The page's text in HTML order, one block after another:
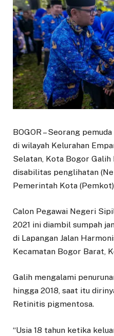
BOGOR – Seorang
di wilayah Kelurahan
Selatan, Kota Bogor Galih
disabilitas penglihatan
Pemerintah Kota
Calon Pegawai Negeri
2021 ini diambil sumpah
di Lapangan Jalan
Kecamatan Bogor Barat,
Galih mengalami
hingga 2018, saat itu
Retinitis pigmentosa.
“Usia 18 tahun ketika